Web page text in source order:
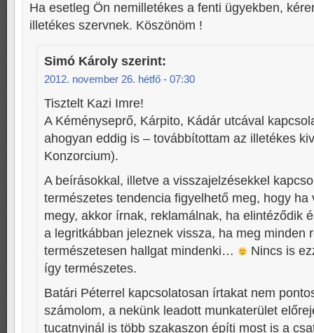
Ha esetleg Ön nemilletékes a fenti ügyekben,
illetékes szervnek. Köszönöm !
Simó Károly szerint:
2012. november 26. hétfő - 07:30
Tisztelt Kazi Imre!
A Kéményseprő, Kárpito, Kádár utcával
ahogyan eddig is – továbbítottam az illetékes
Konzorcium).
A beírásokkal, illetve a visszajelzésekkel
természetes tendencia figyelhető meg, hogy ha
megy, akkor írnak, reklamálnak, ha elintéződik
a legritkábban jeleznek vissza, ha meg minden
természetesen hallgat mindenki…
Nincs is
így természetes.
Batári Péterrel kapcsolatosan írtakat nem
számolom, a nekünk leadott munkaterület
tucatnyinál is több szakaszon építi most is a